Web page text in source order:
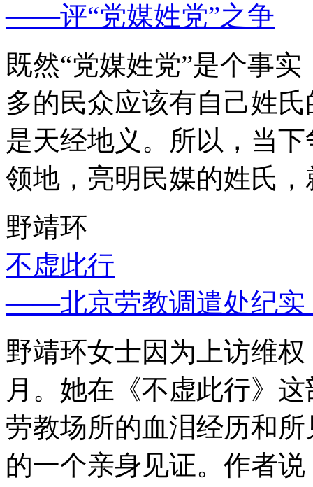
——评“党媒姓党”之争
既然“党媒姓党”是个事
多的民众应该有自己姓
是天经地义。所以，当
领地，亮明民媒的姓氏
野靖环
不虚此行
——北京劳教调遣处纪实
野靖环女士因为上访维
月。她在《不虚此行》
劳教场所的血泪经历和
的一个亲身见证。作者